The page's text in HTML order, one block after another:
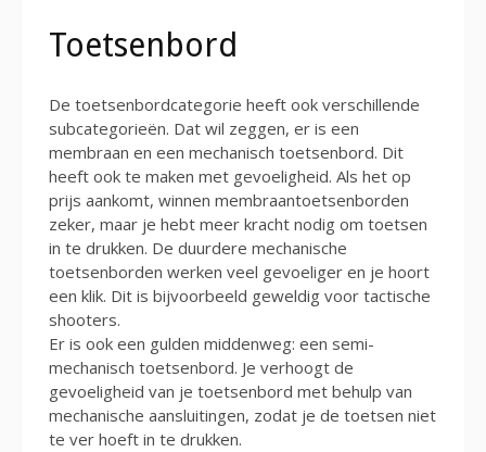
Toetsenbord
De toetsenbordcategorie heeft ook verschillende
subcategorieën. Dat wil zeggen, er is een
membraan en een mechanisch toetsenbord. Dit
heeft ook te maken met gevoeligheid. Als het op
prijs aankomt, winnen membraantoetsenborden
zeker, maar je hebt meer kracht nodig om toetsen
in te drukken. De duurdere mechanische
toetsenborden werken veel gevoeliger en je hoort
een klik. Dit is bijvoorbeeld geweldig voor tactische
shooters.
Er is ook een gulden middenweg: een semi-
mechanisch toetsenbord. Je verhoogt de
gevoeligheid van je toetsenbord met behulp van
mechanische aansluitingen, zodat je de toetsen niet
te ver hoeft in te drukken.